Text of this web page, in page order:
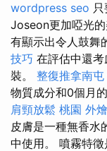
wordpress seo
Joseon更加啞光
有顯示出令人鼓舞
技巧 在評估中還
裝。 整復推拿南屯
物質成分和0個月
肩頸放鬆 桃園 外燴
皮膚是一種無香水
中使用。 噴霧特